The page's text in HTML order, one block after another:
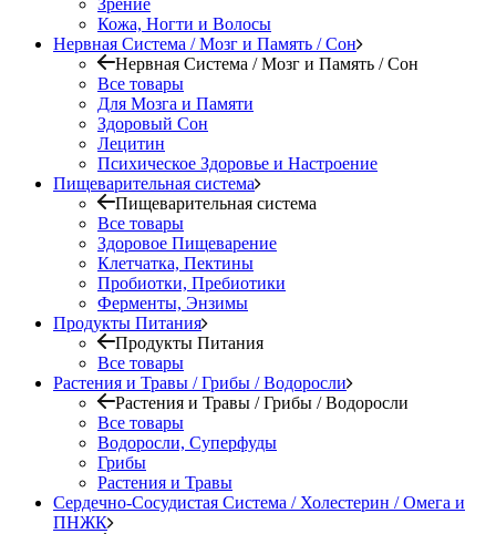
Зрение
Кожа, Ногти и Волосы
Нервная Система / Мозг и Память / Сон
Нервная Система / Мозг и Память / Сон
Все товары
Для Мозга и Памяти
Здоровый Сон
Лецитин
Психическое Здоровье и Настроение
Пищеварительная система
Пищеварительная система
Все товары
Здоровое Пищеварение
Клетчатка, Пектины
Пробиотки, Пребиотики
Ферменты, Энзимы
Продукты Питания
Продукты Питания
Все товары
Растения и Травы / Грибы / Водоросли
Растения и Травы / Грибы / Водоросли
Все товары
Водоросли, Суперфуды
Грибы
Растения и Травы
Сердечно-Сосудистая Система / Холестерин / Омега и
ПНЖК